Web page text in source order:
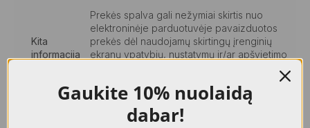
Kita
informacija
Prekės spalva gali nežymiai skirtis nuo
elektroninėje parduotuvėje pavaizduotos
prekės dėl naudojamų skirtingų įrenginių
ekranų ypatybių, nustatymų ir/ar apšvietimo
Gaukite 10% nuolaidą
dabar!